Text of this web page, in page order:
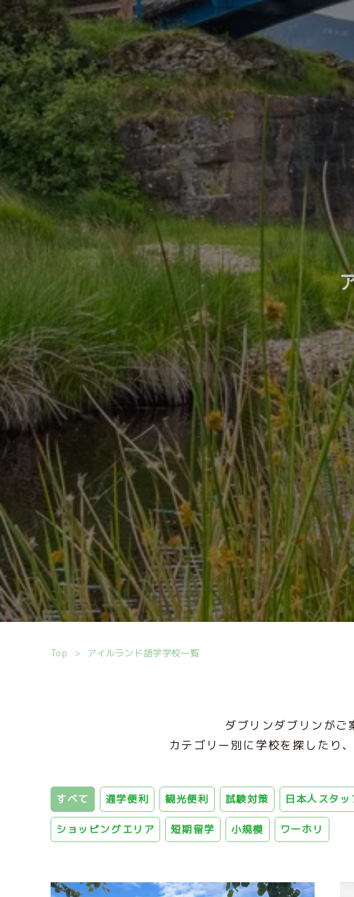
Top アイルランド語学学校一覧
ダブリンダブリンがご
カテゴリー別に学校を探したり
すベて 通学便利 観光便利 試験対策 日本人スタッ
ショッピングエリア 短期留学 小規模 ワーホリ